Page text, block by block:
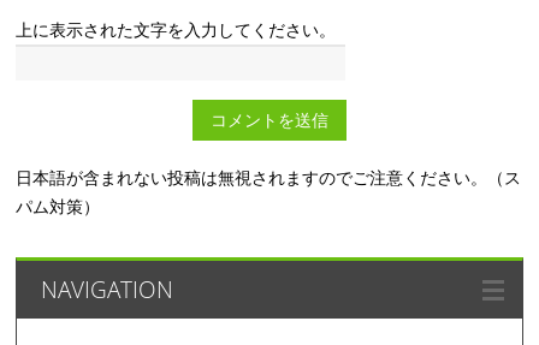
上に表示された文字を入力してください。
日本語が含まれない投稿は無視されますのでご注意ください。（ス
パム対策）
NAVIGATION